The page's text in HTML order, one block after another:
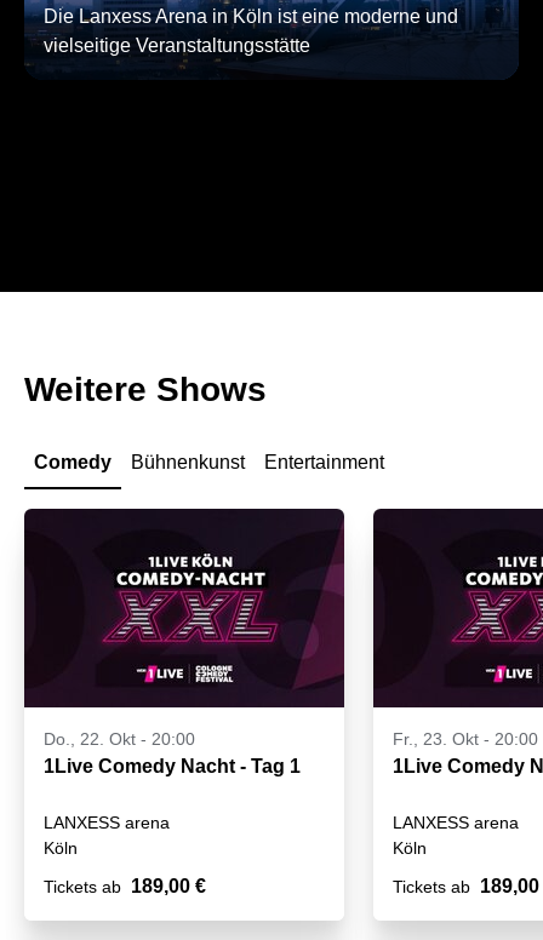
Die Lanxess Arena in Köln ist eine moderne und
vielseitige Veranstaltungsstätte
Weitere Shows
Comedy Bühnenkunst Entertainment
Do., 22. Okt - 20:00
1Live Comedy Nacht - Tag 1
LANXESS arena
Köln
Tickets ab 189,00 €
Fr., 23. Okt - 20:00
LANXESS arena
Köln
Tickets ab 189,00